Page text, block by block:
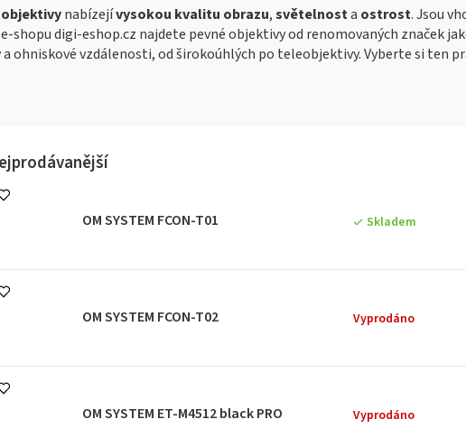
objektivynabízejívysokou kvalitu obrazu,světelnosta ostrost. Jsou
digi-eshop.cz najdete pevné objektivy od renomovaných značek
ohniskové vzdálenosti, od širokoúhlých po teleobjektivy. Vyberte si ten
OM SYSTEM FCON-T01 Skladem
OM SYSTEM FCON-T02 Vyprodáno
OM SYSTEM ET-M4512 black PRO Vyprodáno